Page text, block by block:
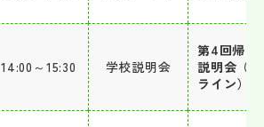
14:00～15:30 学校説明会
第4回帰国
説明会（
ライン）